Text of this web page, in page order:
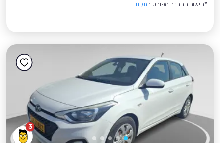
*חישוב ההחזר מפורט בתקנון
3